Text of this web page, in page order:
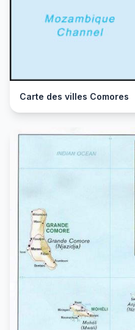
Carte des villes Comores